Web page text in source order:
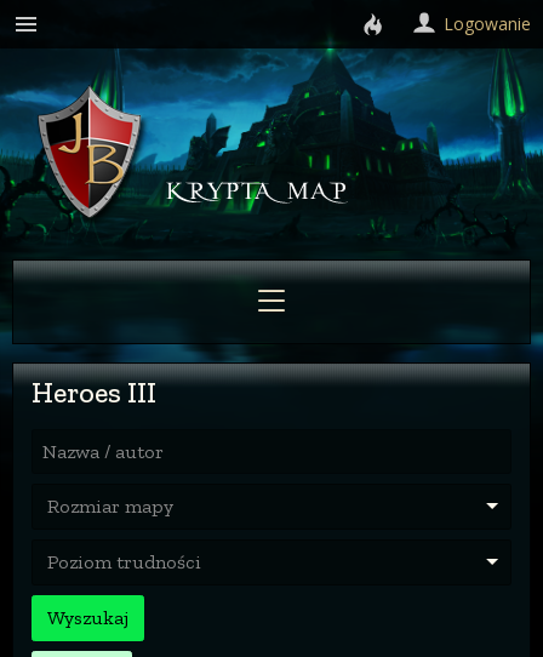
Heroes III
Nazwa / autor
Rozmiar mapy
Poziom trudności
Wyszukaj
Logowanie